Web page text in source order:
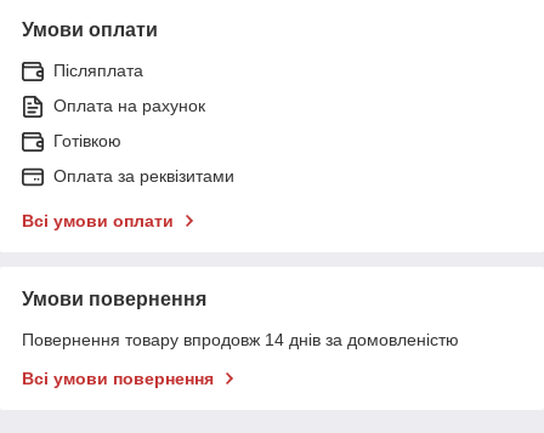
Умови оплати
Післяплата
Оплата на рахунок
Готівкою
Оплата за реквізитами
Всі умови оплати
Умови повернення
Повернення товару впродовж 14 днів за домовленістю
Всі умови повернення